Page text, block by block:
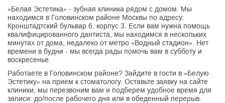
«Белая Эстетика» - зубная клиника рядом с домом. Мы
находимся в Головинском районе Москвы по адресу:
Кронштадтский бульвар 6, корпус 3. Если вам нужна помощь
квалифицированного дантиста, мы находимся в нескольких
минутах от дома, недалеко от метро «Водный стадион». Нет
времени в будни - мы всегда рады помочь вам в субботу и
воскресенье.
Работаете в Головинском районе? Зайдите в гости в «Белую
Эстетику» на прием к стоматологу. Оставьте заявку на сайте
клиники, мы перезвоним вам и подберем удобное время для
записи: до/после рабочего дня или в обеденный перерыв.